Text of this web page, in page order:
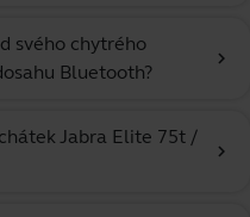
svého chytrého
Bluetooth?
chevron_right
Jabra Elite 75t /
chevron_right